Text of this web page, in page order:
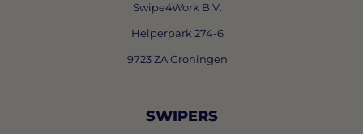
Swipe4Work B.V.
Helperpark 274-6
9723 ZA Groningen
SWIPERS